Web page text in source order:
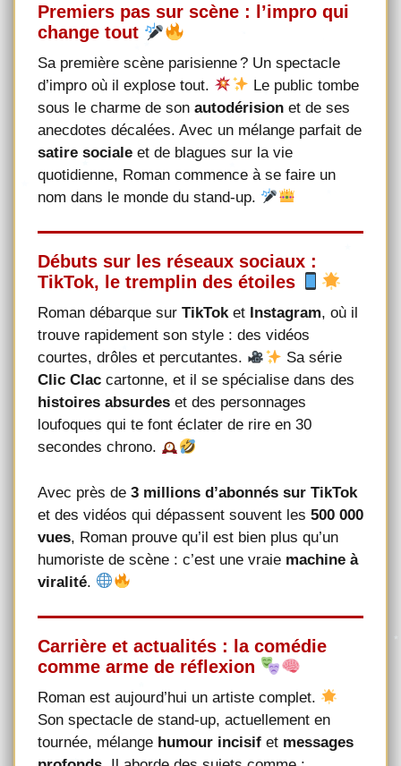
Premiers pas sur scène : l’impro qui
change tout
Sa première scène parisienne ? Un spectacle
d’impro où il explose tout.
Le public tombe
sous le charme de son autodérision et de ses
anecdotes décalées. Avec un mélange parfait de
satire sociale et de blagues sur la vie
quotidienne, Roman commence à se faire un
nom dans le monde du stand-up.
Débuts sur les réseaux sociaux :
TikTok, le tremplin des étoiles
Roman débarque sur TikToket Instagram, où il
trouve rapidement son style : des vidéos
courtes, drôles et percutantes.
Sa série
Clic Clac cartonne, et il se spécialise dans des
histoires absurdes et des personnages
loufoques qui te font éclater de rire en 30
secondes chrono.
Avec près de 3 millions d’abonnés sur TikTok
et des vidéos qui dépassent souvent les 500 000
vues, Roman prouve qu’il est bien plus qu’un
humoriste de scène : c’est une vraie machine à
viralité.
Carrière et actualités : la comédie
comme arme de réflexion
Roman est aujourd’hui un artiste complet.
Son spectacle de stand-up, actuellement en
tournée, mélange humour incisif et messages